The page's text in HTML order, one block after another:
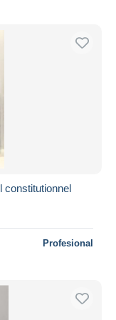
constitutionnel
Profesional